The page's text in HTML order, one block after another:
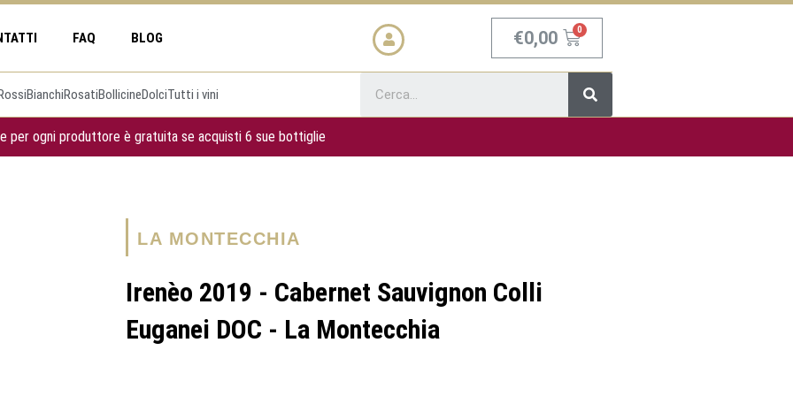
FAQ BLOG €0,00 Carrello
BianchiRosatiBollicineDolciTutti i vini
Cerca
per ogni produttore è gratuita se acquisti 6 sue bottiglie
LA MONTECCHIA
Irenèo 2019 - Cabernet Sauvignon Colli
Euganei DOC - La Montecchia